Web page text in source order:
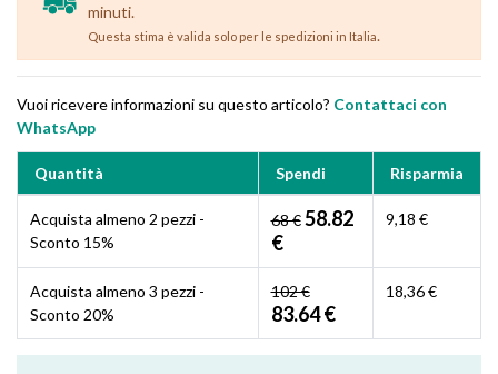
minuti.
Questa stima è valida solo per le spedizioni in Italia.
Vuoi ricevere informazioni su questo articolo? Contattaci con
WhatsApp
Quantità Spendi Risparmia
Acquista almeno 2 pezzi -
Sconto 15%
68 € 58.82
€
9,18 €
Acquista almeno 3 pezzi -
Sconto 20%
102 €
83.64 €
18,36 €